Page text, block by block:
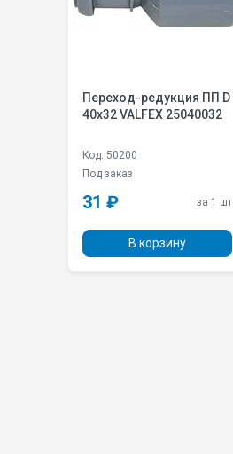
Переход-редукция ПП D
40х32 VALFEX 25040032
Код: 50200
Под заказ
31 ₽ за 1 шт
В корзину